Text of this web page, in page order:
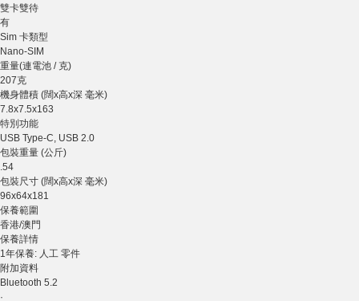
雙卡雙待
有
Sim 卡類型
Nano-SIM
重量(連電池 / 克)
207克
機身體積 (闊x高x深 毫米)
7.8x7.5x163
特別功能
USB Type-C, USB 2.0
包裝重量 (公斤)
.54
包裝尺寸 (闊x高x深 毫米)
96x64x181
保養範圍
香港/澳門
保養詳情
1年保養: 人工 零件
附加資料
Bluetooth 5.2
·